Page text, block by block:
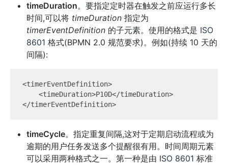
timeDuration。要指定定时器在触发之前应运行多长
时间,可以将 timeDuration 指定为
timerEventDefinition 的子元素。使用的格式是 ISO
8601 格式(BPMN 2.0 规范要求)。例如(持续 10 天的
间隔):
<timerEventDefinition>
    <timeDuration>P10D</timeDuration>
timeCycle。指定重复间隔,这对于定期启动流程或为
逾期的用户任务发送多个提醒很有用。时间周期元素
可以采用两种格式之一。第一种是由 ISO 8601 标准